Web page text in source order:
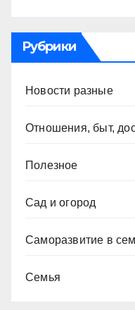
Рубрики
Новости разные
Отношения, быт,
Полезное
Сад и огород
Саморазвитие в
Семья